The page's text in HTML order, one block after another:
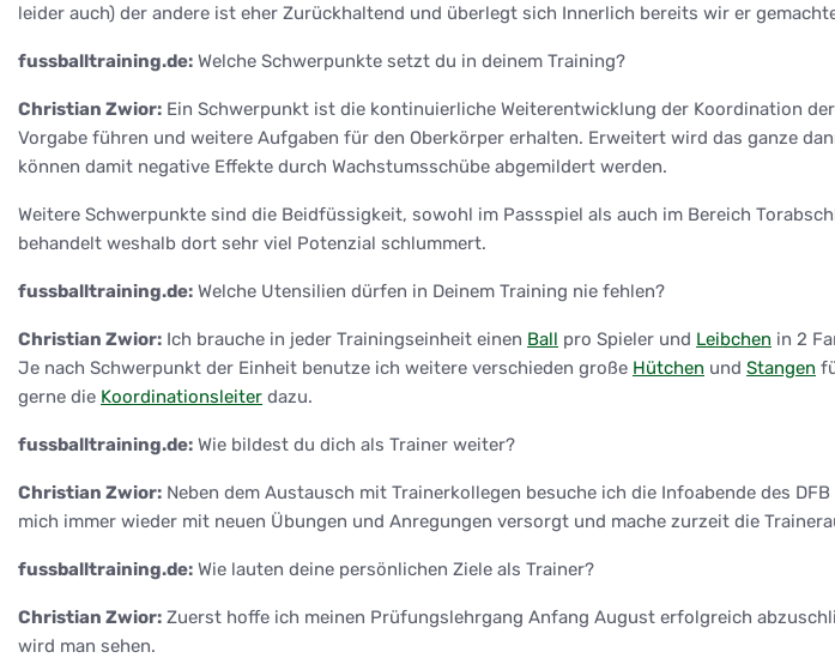
leider auch) der andere ist eher Zurückhaltend und überlegt sich Innerlich bereits wir er
fussballtraining.de: Welche Schwerpunkte setzt du in deinem Training?
Christian Zwior: Ein Schwerpunkt ist die kontinuierliche Weiterentwicklung der Koordination
Vorgabe führen und weitere Aufgaben für den Oberkörper erhalten. Erweitert wird das ganze
können damit negative Effekte durch Wachstumsschübe abgemildert werden.
Weitere Schwerpunkte sind die Beidfüssigkeit, sowohl im Passspiel als auch im Bereich
behandelt weshalb dort sehr viel Potenzial schlummert.
fussballtraining.de: Welche Utensilien dürfen in Deinem Training nie fehlen?
Christian Zwior: Ich brauche in jeder Trainingseinheit einen Ball pro Spieler und Leibchen in 2
Je nach Schwerpunkt der Einheit benutze ich weitere verschieden große Hütchen und Stangen
gerne die Koordinationsleiter dazu.
fussballtraining.de: Wie bildest du dich als Trainer weiter?
Christian Zwior: Neben dem Austausch mit Trainerkollegen besuche ich die Infoabende des
mich immer wieder mit neuen Übungen und Anregungen versorgt und mache zurzeit die
fussballtraining.de: Wie lauten deine persönlichen Ziele als Trainer?
Christian Zwior: Zuerst hoffe ich meinen Prüfungslehrgang Anfang August erfolgreich
wird man sehen.